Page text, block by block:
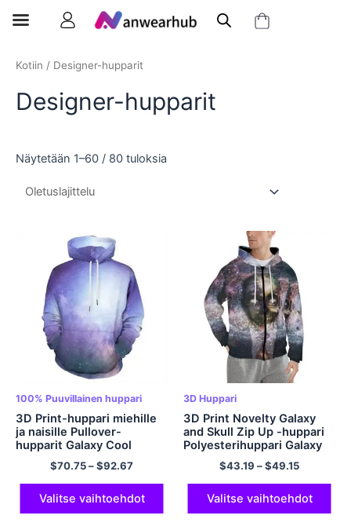
Kotiin / Designer-hupparit
Designer-hupparit
Näytetään 1–60 / 80 tuloksia
100% Puuvillainen huppari
3D Print-huppari miehille
ja naisille Pullover-
hupparit Galaxy Cool
Novelty -hupparit 100%
Puuvilla
$70.75–$92.67
Valitse vaihtoehdot
3D Huppari
3D Print Novelty Galaxy
and Skull Zip Up -huppari
Polyesterihuppari Galaxy
Hoodie Cool huppari
$43.19 –$49.15
Valitse vaihtoehdot